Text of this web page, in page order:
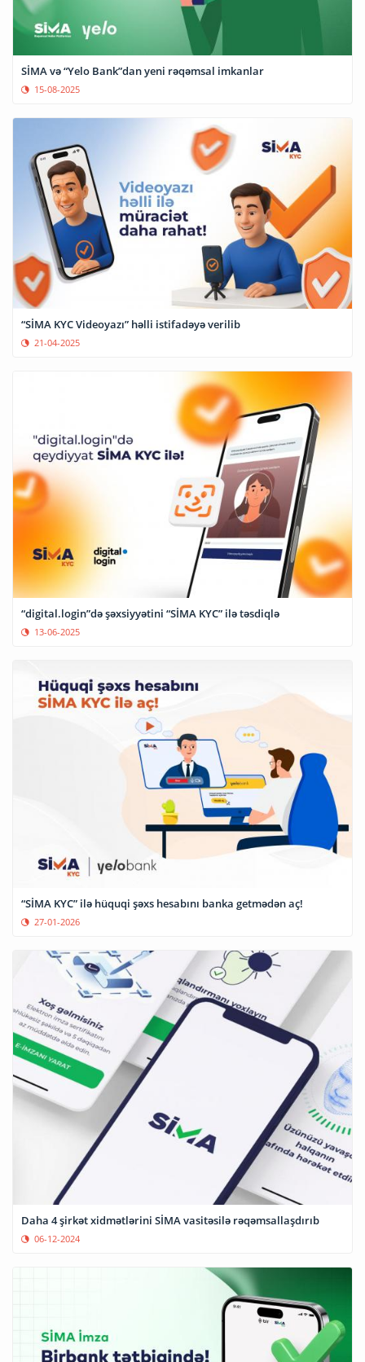
SİMA və “Yelo Bank”dan yeni rəqəmsal imkanlar
15-08-2025
“SİMA KYC Videoyazı” həlli istifadəyə verilib
21-04-2025
“digital.login”də şəxsiyyətini “SİMA KYC” ilə təsdiqlə
13-06-2025
“SİMA KYC” ilə hüquqi şəxs hesabını banka getmədən aç!
27-01-2026
Daha 4 şirkət xidmətlərini SİMA vasitəsilə rəqəmsallaşdırıb
06-12-2024